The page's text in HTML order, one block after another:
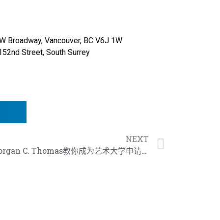
Broadway, Vancouver, BC V6J 1W
Street, South Surrey​
NEXT
世界500强青睐的建筑设计师Morgan C. Thomas教你成为艺术大学申请的佼佼者!